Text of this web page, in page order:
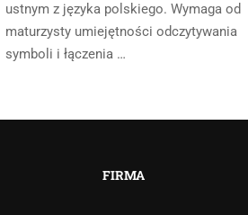
ustnym z języka polskiego. Wymaga od
maturzysty umiejętności odczytywania
symboli i łączenia …
FIRMA